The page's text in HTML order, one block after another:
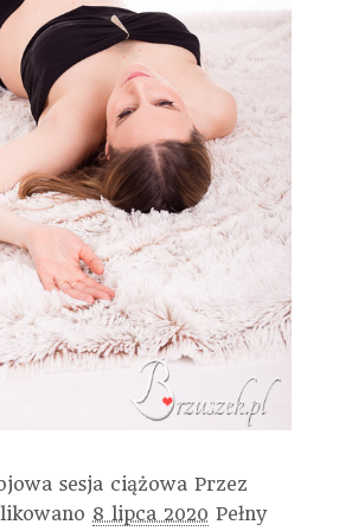
sesja ciążowa Przez
8 lipca 2020 Pełny